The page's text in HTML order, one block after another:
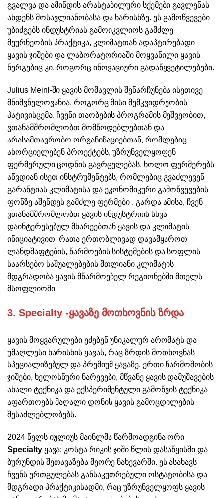
გვალვა და ამინდის არასტაბილური სქემები გავლენას
ახდენს მოსავლიანობასა და ხარისხზე. ეს გამოწვევები
უბიძგებს ინდუსტრიას გამოიკვლიოს გამძლე
მეურნეობის პრაქტიკა, კლიმატთან ადაპტირებადი
ყავის ჯიშები და ლაბორატორიაში მოყვანილი ყავის
ნერგებიც კი, როგორც ინოვაციური გადაწყვეტილებები.
Julius Meinl-ში ყავის მომავლის შენარჩუნება ისეთივე
მნიშვნელოვანია, როგორც მისი მემკვიდრეობის
პატივისცემა. ჩვენი თაობების პროგრამის მეშვეობით,
ვთანამშრომლობთ მომწოდებლებთან და
არასამთავრობო ორგანიზაციებთან, რომლებიც
ახორციელებენ პროექტებს, უზრუნველყოფენ
ფერმერული ცოდნის გავრცელებას, ხოლო ფერმერებს
აწვდიან ისეთ ინსტრუმენტებს, რომლებიც გვაძლევენ
გარანტიას კლიმატისა და ეკონომიკური გამოწვევების
ფონზე აშენდეს გამძლე ფერმები . გარდა ამისა, ჩვენ
ვთანამშრომლობთ ყავის ინდუსტრიის სხვა
დაინტერესებულ მხარეებთან ყავის და კლიმატის
ინიციატივით, რათა ერთობლივად დავამყაროთ
ლანდშაფტების, წარმოების სისტემების და სოფლის
საარსებო საშუალებების მთლიანი კლიმატის
მდგრადობა ყავის მწარმოებელ რეგიონებში მთელს
მსოფლიოში.
3. Specialty -ყავაზე მოთხოვნის ზრდა
ყავის მოყვარულები ეძებენ უნიკალურ არომატს და
უმაღლესი ხარისხის ყავას, რაც ზრდის მოთხოვნას
სპეციალიზებულ და პრემიუმ ყავაზე. ერთი წარმოშობის
ჯიშები, ხელოსნური ნარევები, მწვანე ყავის დამუშავების
ახალი ტექნიკა და ექსპერიმენტული გამოწვის ტექნიკა
აფართოებს მაღალი დონის ყავის გამოცდილების
შესაძლებლობებს.
2024 წელს იულიუს მაინლმა წარმოადგინა ორი
Specialty ყავა: კოსტა რიკის ჯიში წლის დასაწყისში და
ბურუნდის შეთავაზება მეორე ნახევარში. ეს ასახავს
ჩვენს ერთგულებას განსაკუთრებული ოსტატობისა და
მდგრადი პრაქტიკისადმი, რაც უზრუნველყოფს ყავის